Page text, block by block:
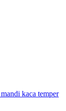
kaca temper